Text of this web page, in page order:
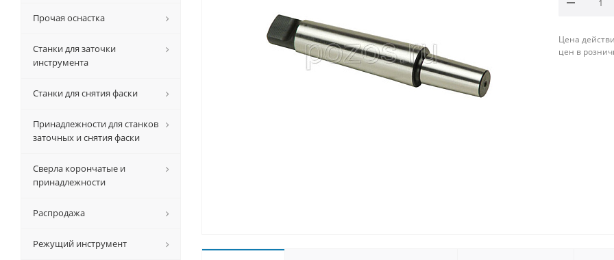
Цена
цен в
Прочая оснастка
Станки для заточки
инструмента
Станки для снятия фаски
Принадлежности для станков
заточных и снятия фаски
Сверла корончатые и
принадлежности
Распродажа
Режущий инструмент